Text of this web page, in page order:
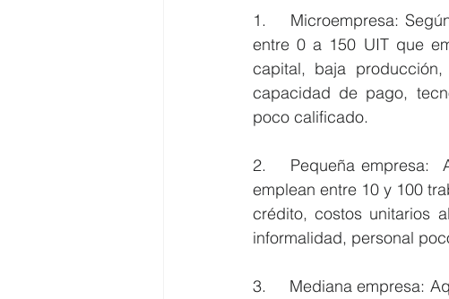
1.	Microempresa: Según la ley actual del Perú son aquellas empresas con venta anual
entre 0 a 150 UIT que
capital, baja
capacidad de pago,
poco calificado.
2.	Pequeña empresa:  Aquellas empresas con venta anual entre 150 a 1,700 UIT, que
emplean entre 10 y 100
crédito, costos unitarios
informalidad, personal
3.	Mediana empresa: Aquellas empresas que emplean entre 100 y 250 trabajadores con